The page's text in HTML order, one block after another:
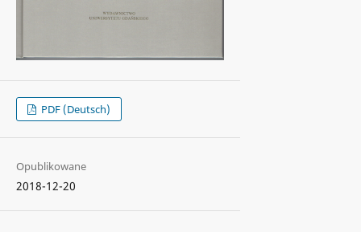
PDF (Deutsch)
Opublikowane
2018-12-20